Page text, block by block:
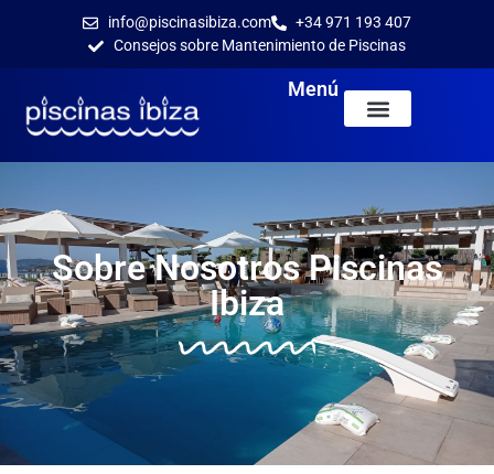
info@piscinasibiza.com
+34 971 193 407
Consejos sobre Mantenimiento de Piscinas
Menú
Sobre Nosotros Piscinas
Ibiza